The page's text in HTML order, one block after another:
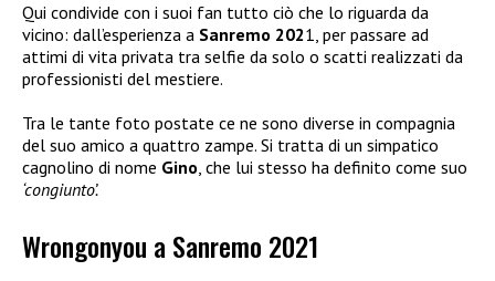
Qui condivide con i suoi fan tutto ciò che lo riguarda da
vicino: dall’esperienza a Sanremo 2021, per passare ad
attimi di vita privata tra selfie da solo o scatti realizzati da
professionisti del mestiere.
Tra le tante foto postate ce ne sono diverse in compagnia
del suo amico a quattro zampe. Si tratta di un simpatico
cagnolino di nome Gino, che lui stesso ha definito come suo
‘congiunto’.
Wrongonyou a Sanremo 2021